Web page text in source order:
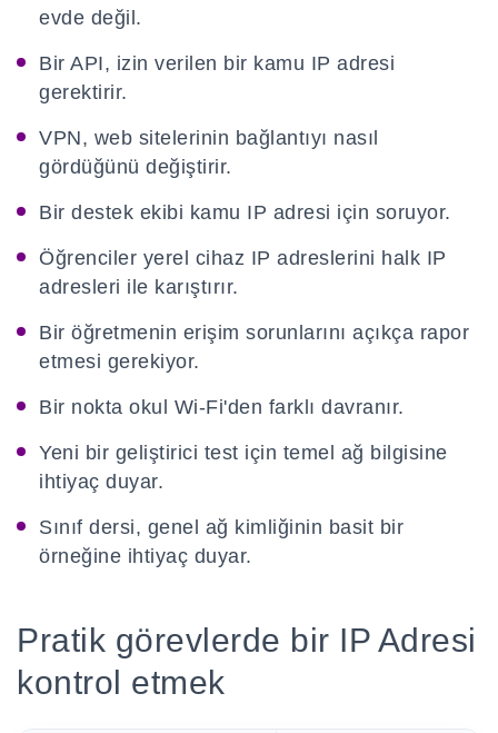
evde değil.
Bir API, izin verilen bir kamu IP adresi
gerektirir.
VPN, web sitelerinin bağlantıyı nasıl
gördüğünü değiştirir.
Bir destek ekibi kamu IP adresi için soruyor.
Öğrenciler yerel cihaz IP adreslerini halk IP
adresleri ile karıştırır.
Bir öğretmenin erişim sorunlarını açıkça rapor
etmesi gerekiyor.
Bir nokta okul Wi-Fi'den farklı davranır.
Yeni bir geliştirici test için temel ağ bilgisine
ihtiyaç duyar.
Sınıf dersi, genel ağ kimliğinin basit bir
örneğine ihtiyaç duyar.
Pratik görevlerde bir IP Adresi
kontrol etmek